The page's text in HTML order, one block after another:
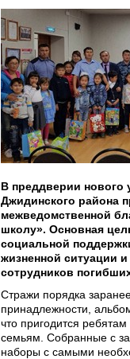
В преддверии нового
Джидинского района
межведомственной
школу». Основная
социальной
жизненной ситуации
сотрудников
Стражи порядка
принадлежности,
что пригодится
семьям. Собранные с
наборы с самыми